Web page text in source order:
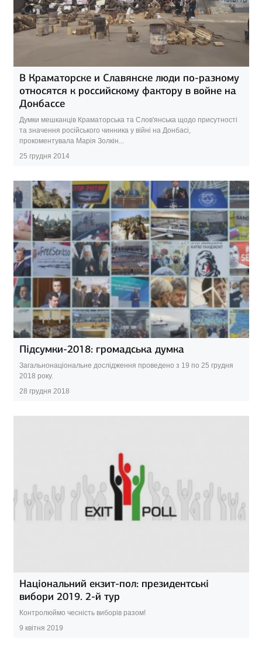
В Краматорске и Славянске люди по-разному
относятся к российскому фактору в войне на
Донбассе
Думки мешканців Краматорська та Слов'янська щодо присутності
та значення російського чинника у війні на Донбасі,
прокоментувала Марія Золкін...
25 грудня 2014
Підсумки-2018: громадська думка
Загальнонаціональне дослідження проведено з 19 по 25 грудня
2018 року.
28 грудня 2018
Національний екзит-пол: президентські
вибори 2019. 2-й тур
Контролюймо чесність виборів разом!
9 квітня 2019